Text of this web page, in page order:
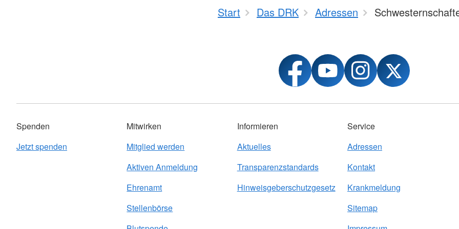
Start Das DRK Adressen
Spenden
Jetzt spenden
Mitwirken
Mitglied werden
Aktiven Anmeldung
Ehrenamt
Stellenbörse
Informieren
Aktuelles
Transparenzstandards
Hinweisgeberschutzgesetz
Service
Adressen
Kontakt
Krankmeldung
Sitemap